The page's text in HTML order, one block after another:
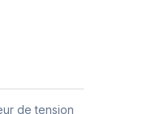
de tension